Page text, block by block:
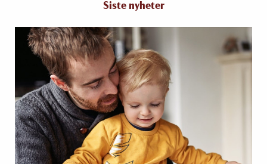
Siste nyheter